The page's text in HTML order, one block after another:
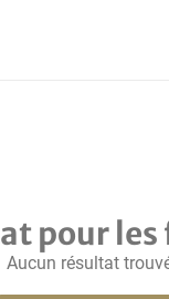
pour
Aucun résultat